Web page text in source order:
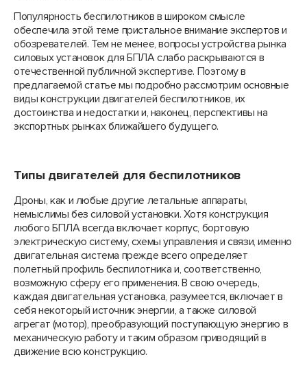
Популярность беспилотников в широком смысле
обеспечила этой теме пристальное внимание экспертов и
обозревателей. Тем не менее, вопросы устройства рынка
силовых установок для БПЛА слабо раскрываются в
отечественной публичной экспертизе. Поэтому в
предлагаемой статье мы подробно рассмотрим основные
виды конструкции двигателей беспилотников, их
достоинства и недостатки и, наконец, перспективы на
экспортных рынках ближайшего будущего.
Типы двигателей для беспилотников
Дроны, как и любые другие летальные аппараты,
немыслимы без силовой установки. Хотя конструкция
любого БПЛА всегда включает корпус, бортовую
электрическую систему, схемы управления и связи, именно
двигательная система прежде всего определяет
полетный профиль беспилотника и, соответственно,
возможную сферу его применения. В свою очередь,
каждая двигательная установка, разумеется, включает в
себя некоторый источник энергии, а также силовой
агрегат (мотор), преобразующий поступающую энергию в
механическую работу и таким образом приводящий в
движение всю конструкцию.